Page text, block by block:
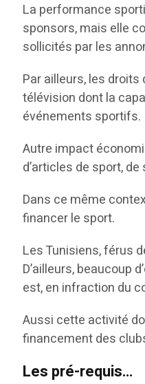
La performance
sponsors, mais elle
sollicités par les
Par ailleurs, les
télévision dont la
événements sportifs.
Autre impact
d’articles de sport,
Dans ce même
financer le sport.
Les Tunisiens, férus
D’ailleurs, beaucoup
est, en infraction du
Aussi cette activité
financement des
Les pré-requis…